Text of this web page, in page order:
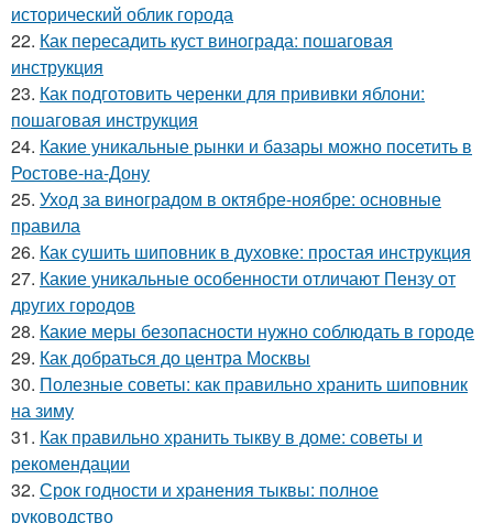
исторический облик города
22. Как пересадить куст винограда: пошаговая
инструкция
23. Как подготовить черенки для прививки яблони:
пошаговая инструкция
24. Какие уникальные рынки и базары можно посетить в
Ростове-на-Дону
25. Уход за виноградом в октябре-ноябре: основные
правила
26. Как сушить шиповник в духовке: простая инструкция
27. Какие уникальные особенности отличают Пензу от
других городов
28. Какие меры безопасности нужно соблюдать в городе
29. Как добраться до центра Москвы
30. Полезные советы: как правильно хранить шиповник
на зиму
31. Как правильно хранить тыкву в доме: советы и
рекомендации
32. Срок годности и хранения тыквы: полное
руководство